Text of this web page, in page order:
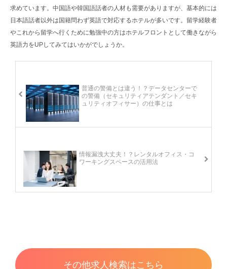
求めています。中国語や韓国語話者の人材も需要がありますが、基本的には
日本語話者以外は国籍問わず英語で対応するホテルが多いです。留学経験者
やこれから留学へ行くために勉強中の方はホテルフロントとして働きながら
英語力をUPしてみてはいかがでしょうか。
普通の警備とは違う！？データセンターで
の警備（セキュリティアテンダント／セキ
ュリティオフィサー）の仕事とは
情報漏洩大丈夫！？レンタルオフィス・コ
ワーキングスペースの活用法
その他求人検索はこちら